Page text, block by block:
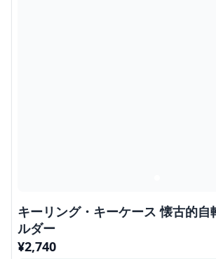
キーリング・キーケース 懐古的自
ルダー
¥2,740